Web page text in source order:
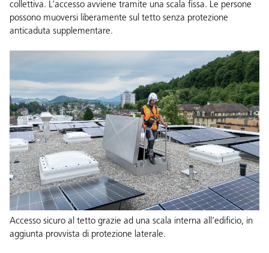
collettiva. L’accesso avviene tramite una scala fissa. Le persone
possono muoversi liberamente sul tetto senza protezione
anticaduta supplementare.
Accesso sicuro al tetto grazie ad una scala interna all’edificio, in
aggiunta provvista di protezione laterale.